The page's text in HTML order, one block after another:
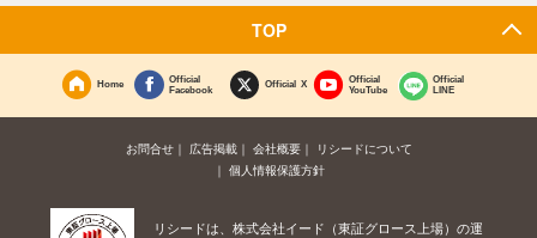
TOP
Home
Official
Facebook
Official X
Official
YouTube
Official
LINE
お問合せ 広告掲載 会社概要
リシードについて
個人情報保護方針
リシードは、株式会社イード（東証グロース上場）の運